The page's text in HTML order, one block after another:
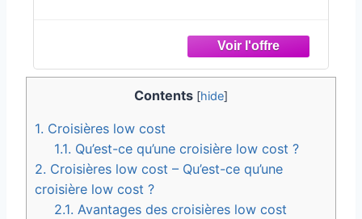
Contents [hide]
1. Croisières low cost
1.1. Qu’est-ce qu’une croisière low cost ?
2. Croisières low cost – Qu’est-ce qu’une
croisière low cost ?
2.1. Avantages des croisières low cost